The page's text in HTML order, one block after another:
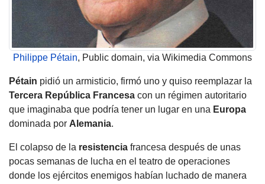
Philippe Pétain, Public domain, via Wikimedia Commons
Pétain pidió un armisticio, firmó uno y quiso reemplazar la
Tercera República Francesa con un régimen autoritario
que imaginaba que podría tener un lugar en una Europa
dominada por Alemania.
El colapso de la resistencia francesa después de unas
pocas semanas de lucha en el teatro de operaciones
donde los ejércitos enemigos habían luchado de manera